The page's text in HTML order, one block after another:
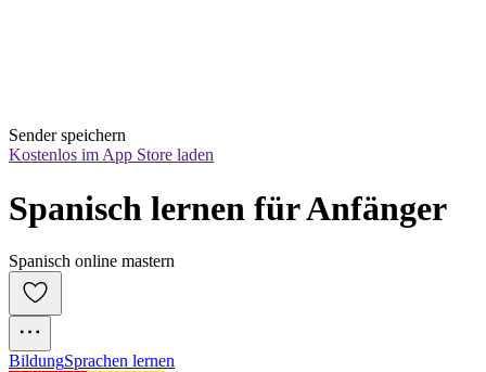
Sender speichern
Kostenlos im App Store laden
Spanisch lernen für Anfänger
Spanisch online mastern
BildungSprachen lernen